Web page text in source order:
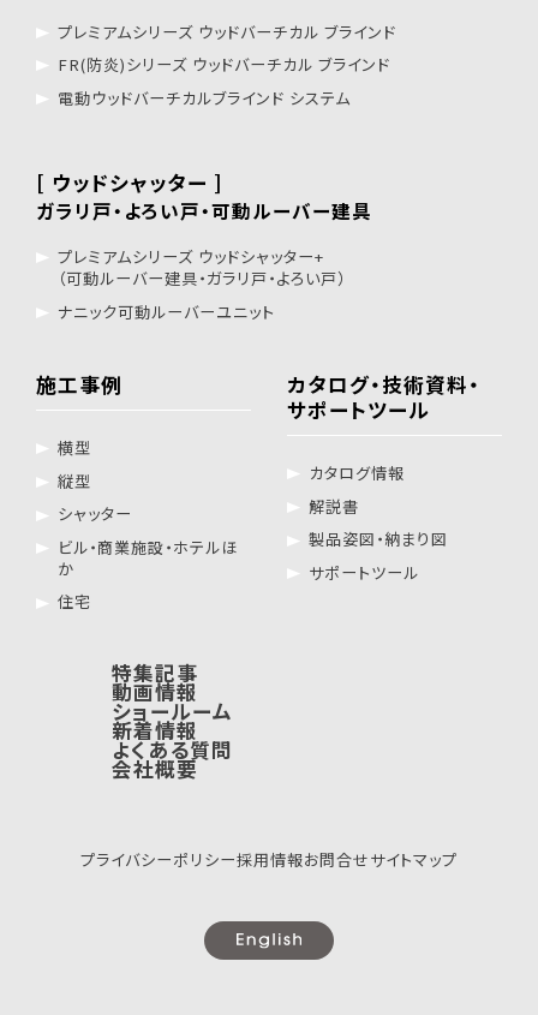
プレミアムシリーズ ウッドバーチカル ブラインド
FR(防炎)シリーズ ウッドバーチカル ブラインド
電動ウッドバーチカルブラインド システム
[ ウッドシャッター ]
ガラリ戸・よろい戸・可動ルーバー建具
プレミアムシリーズ ウッドシャッター+
（可動ルーバー建具・ガラリ戸・よろい戸）
ナニック可動ルーバーユニット
施工事例
横型
縦型
シャッター
ビル・商業施設・ホテルほ
か
住宅
カタログ・技術資料・
サポートツール
カタログ情報
解説書
製品姿図・納まり図
サポートツール
特集記事
動画情報
ショールーム
新着情報
よくある質問
会社概要
プライバシーポリシー採用情報お問合せサイトマップ